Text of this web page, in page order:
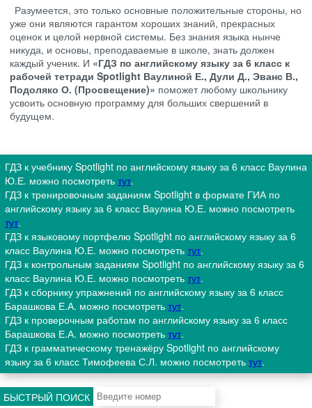
Разумеется, это только основные положительные стороны, но
уже они являются гарантом хороших знаний, прекрасных
оценок и целой нервной системы. Без знания языка нынче
никуда, и основы, преподаваемые в школе, знать должен
каждый ученик. И «ГДЗ по английскому языку за 6 класс к
рабочей тетради Spotlight Ваулиной Е., Дули Д., Эванс В.,
Подоляко О. (Просвещение)» поможет любому школьнику
усвоить основную программу для больших свершений в
будущем.
ГДЗ к учебнику Spotlight по английскому языку за 6 класс Ваулина
Ю.Е. можно посмотреть тут.
ГДЗ к тренировочным заданиям Spotlight в формате ГИА по
английскому языку за 6 класс Ваулина Ю.Е. можно посмотреть
тут.
ГДЗ к языковому портфелю Spotlight по английскому языку за 6
класс Ваулина Ю.Е. можно посмотреть тут.
ГДЗ к контрольным заданиям Spotlight по английскому языку за 6
класс Ваулина Ю.Е. можно посмотреть тут.
ГДЗ к сборнику упражнений по английскому языку за 6 класс
Барашкова Е.А. можно посмотреть тут.
ГДЗ к проверочным работам по английскому языку за 6 класс
Барашкова Е.А. можно посмотреть тут.
ГДЗ к грамматическому тренажёру Spotlight по английскому
языку за 6 класс Тимофеева С.Л. можно посмотреть тут.
БЫСТРЫЙ ПОИСК